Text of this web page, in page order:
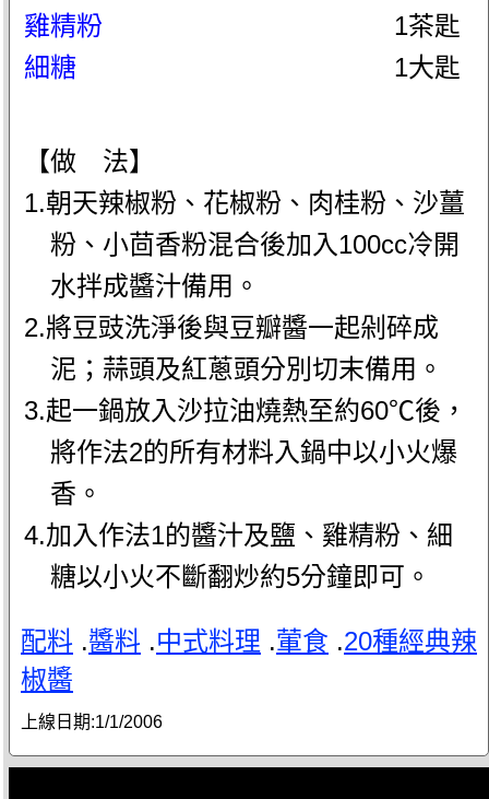
雞精粉
1茶匙
細糖
1大匙
【做 法】
1.朝天辣椒粉、花椒粉、肉桂粉、沙薑
粉、小茴香粉混合後加入100cc冷開
水拌成醬汁備用。
2.將豆豉洗淨後與豆瓣醬一起剁碎成
泥；蒜頭及紅蔥頭分別切末備用。
3.起一鍋放入沙拉油燒熱至約60℃後，
將作法2的所有材料入鍋中以小火爆
香。
4.加入作法1的醬汁及鹽、雞精粉、細
糖以小火不斷翻炒約5分鐘即可。
配料 .醬料 .中式料理 .葷食 .20種經典辣
椒醬
上線日期:1/1/2006